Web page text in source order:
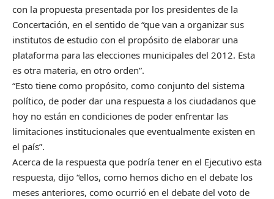
con la propuesta presentada por los presidentes de la
Concertación, en el sentido de “que van a organizar sus
institutos de estudio con el propósito de elaborar una
plataforma para las elecciones municipales del 2012. Esta
es otra materia, en otro orden”.
“Esto tiene como propósito, como conjunto del sistema
político, de poder dar una respuesta a los ciudadanos que
hoy no están en condiciones de poder enfrentar las
limitaciones institucionales que eventualmente existen en
el país”.
Acerca de la respuesta que podría tener en el Ejecutivo esta
respuesta, dijo “ellos, como hemos dicho en el debate los
meses anteriores, como ocurrió en el debate del voto de